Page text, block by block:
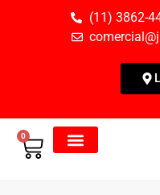
(11) 3862-
0